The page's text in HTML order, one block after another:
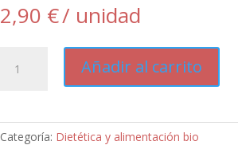
2,90 €/ unidad
hierbas
Naturcid/Plameca:
cantidad
Añadir al carrito
Categoría: Dietética y alimentación bio